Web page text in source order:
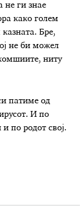
не ги знае
како голем
казната. Бре,
не би можел
ниту
патиме од
И по
по родот свој.